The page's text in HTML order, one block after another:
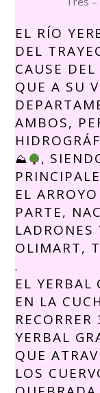
EL RÍO
DEL
CAUSE
QUE A SU
AMBOS,
⛰
,
EL
PARTE,
LADRONES
OLIMART,
.
EL YERBAL
EN LA
YERBAL
QUE
LOS